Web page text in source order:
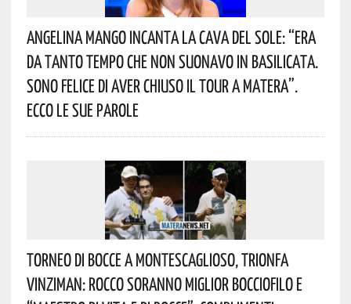
Angelina Mango Incanta La Cava Del Sole: “era
Da Tanto Tempo Che Non Suonavo In Basilicata.
Sono Felice Di Aver Chiuso Il Tour A Matera”.
Ecco Le Sue Parole
Torneo Di Bocce A Montescaglioso, Trionfa
Vinziman: Rocco Soranno Miglior Bocciofilo E